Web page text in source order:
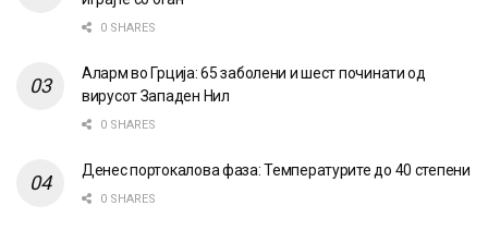
0 SHARES
Аларм во Грција: 65 заболени и шест починати од
вирусот Западен Нил
0 SHARES
Денес портокалова фаза: Температурите до 40 степени
0 SHARES